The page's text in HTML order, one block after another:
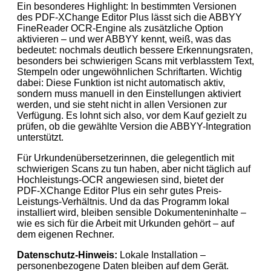
Ein besonderes Highlight: In bestimmten Versionen
des PDF‑XChange Editor Plus lässt sich die ABBYY
FineReader OCR-Engine als zusätzliche Option
aktivieren – und wer ABBYY kennt, weiß, was das
bedeutet: nochmals deutlich bessere Erkennungsraten,
besonders bei schwierigen Scans mit verblasstem Text,
Stempeln oder ungewöhnlichen Schriftarten. Wichtig
dabei: Diese Funktion ist nicht automatisch aktiv,
sondern muss manuell in den Einstellungen aktiviert
werden, und sie steht nicht in allen Versionen zur
Verfügung. Es lohnt sich also, vor dem Kauf gezielt zu
prüfen, ob die gewählte Version die ABBYY-Integration
unterstützt.
Für Urkundenübersetzerinnen, die gelegentlich mit
schwierigen Scans zu tun haben, aber nicht täglich auf
Hochleistungs-OCR angewiesen sind, bietet der
PDF‑XChange Editor Plus ein sehr gutes Preis-
Leistungs-Verhältnis. Und da das Programm lokal
installiert wird, bleiben sensible Dokumenteninhalte –
wie es sich für die Arbeit mit Urkunden gehört – auf
dem eigenen Rechner.
Datenschutz-Hinweis: Lokale Installation –
personenbezogene Daten bleiben auf dem Gerät.